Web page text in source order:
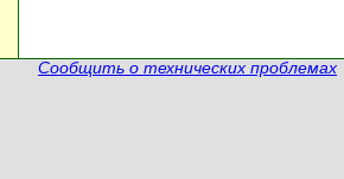
Сообщить о технических проблемах